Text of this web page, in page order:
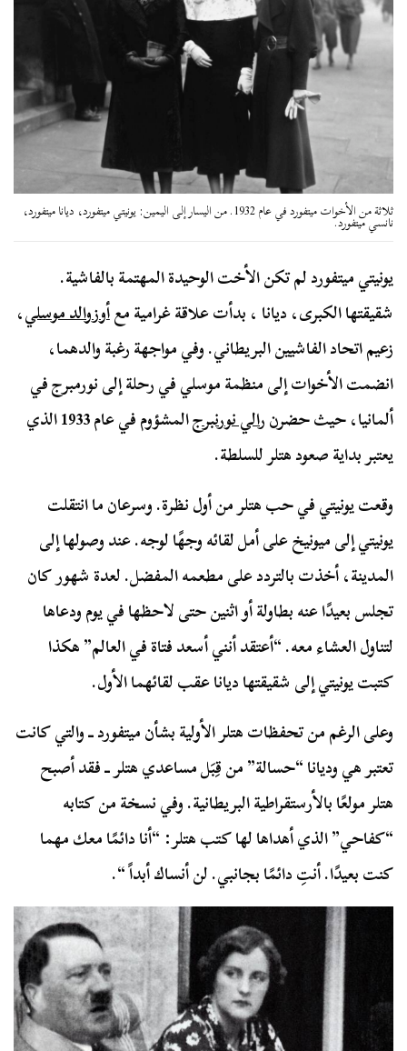
ثلاثة من الأخوات ميتفورد في عام 1932. من اليسار إلى اليمين: يونيتي ميتفورد، ديانا ميتفورد، نانسي ميتفورد.
يونيتي ميتفورد لم تكن الأخت الوحيدة المهتمة بالفاشية.
شقيقتها الكبرى، ديانا ، بدأت علاقة غرامية معأوزوالد موسلي،
زعيم اتحاد الفاشيين البريطاني. وفي مواجهة رغبة والدهما،
انضمت الأخوات إلى منظمة موسلي في رحلة إلى نورمبرج في
ألمانيا، حيث حضرنرالي نورنبرج
المشؤوم في عام 1933 الذي
يعتبر بداية صعود هتلر للسلطة.
وقعت يونيتي في حب هتلر من أول نظرة. وسرعان ما انتقلت
يونيتي إلى ميونيخ على أمل لقائه وجهًا لوجه. عند وصولها إلى
المدينة، أخذت بالتردد على مطعمه المفضل. لعدة شهور كان
تجلس بعيدًا عنه بطاولة أو اثنين حتى لاحظها في يوم ودعاها
لتناول العشاء معه. “أعتقد أنني أسعد فتاة في العالم” هكذا
كتبت يونيتي إلى شقيقتها ديانا عقب لقائهما الأول.
وعلى الرغم من تحفظات هتلر الأولية بشأن ميتفورد ــ والتي كانت
تعتبر هي وديانا “حسالة” من قِبَل مساعدي هتلر ــ فقد أصبح
هتلر مولعًا بالأرستقراطية البريطانية. وفي نسخة من كتابه
“كفاحي” الذي أهداها لها كتب هتلر: “أنا دائمًا معك مهما
كنت بعيدًا. أنتِ دائمًا بجانبي. لن أنساك أبداً “.